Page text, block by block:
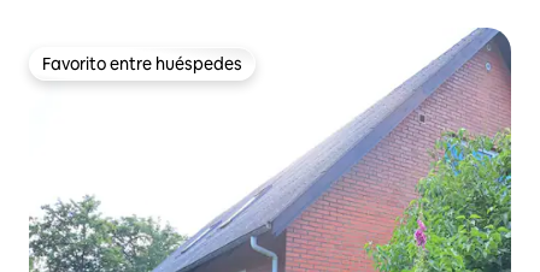
Favorito entre huéspedes
Favorito entre huéspedes